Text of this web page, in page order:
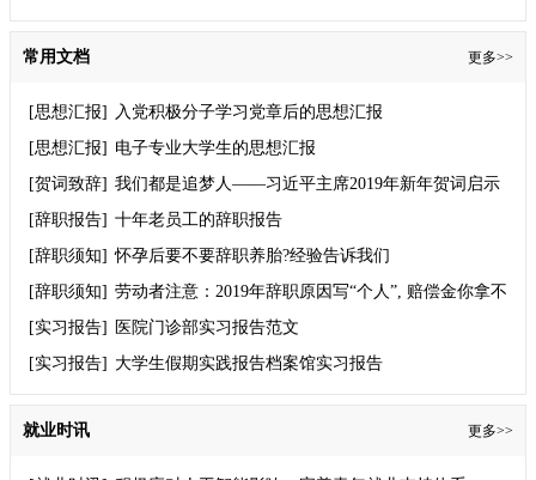
常用文档 更多>>
[思想汇报]
入党积极分子学习党章后的思想汇报
[思想汇报] 电子专业大学生的思想汇报
[贺词致辞] 我们都是追梦人——习近平主席2019年新年贺词启示
录
[辞职报告] 十年老员工的辞职报告
[辞职须知] 怀孕后要不要辞职养胎?经验告诉我们
[辞职须知] 劳动者注意：2019年辞职原因写“个人”, 赔偿金你拿不
到！
[实习报告]
医院门诊部实习报告范文
[实习报告] 大学生假期实践报告档案馆实习报告
就业时讯 更多>>